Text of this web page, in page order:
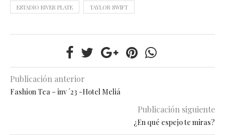
ESTADIO RIVER PLATE TAYLOR SWIFT
Publicación anterior
Fashion Tea – inv ´23 -Hotel Meliá
Publicación siguiente
¿En qué espejo te miras?